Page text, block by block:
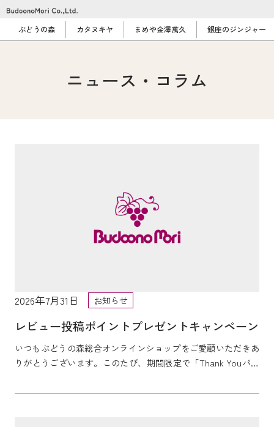
ぶどうの森 カタヌキヤ まめや金澤萬久 銀座のジンジャー
ニュース・コラム
2026年7月31日 お知らせ
レビュー投稿ポイントプレゼントキャンペーン
いつもぶどうの森総合オンラインショップをご愛顧いただきあ
りがとうございます。このたび、期間限定で「Thank Youパン